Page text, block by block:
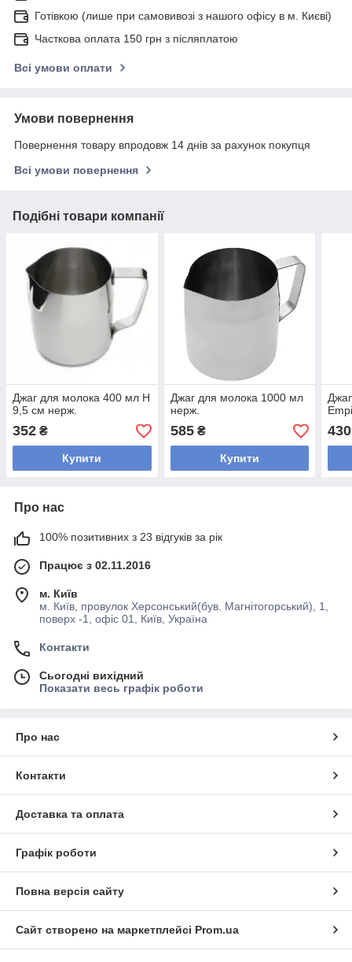
Готівкою (лише при самовивозі з нашого офісу в м. Києві)
Часткова оплата 150 грн з післяплатою
Всі умови оплати
Умови повернення
Повернення товару впродовж 14 днів за рахунок покупця
Всі умови повернення
Подібні товари компанії
Джаг для молока 400 мл Н
9,5 см нерж.
352 ₴
Купити
Джаг для молока 1000 мл
нерж.
585₴
Купити
430
Про нас
100% позитивних з 23 відгуків за рік
Працює з 02.11.2016
м. Київ
м. Київ, провулок Херсонський(був. Магнітогорський), 1,
поверх -1, офіс 01, Київ, Україна
Контакти
Сьогодні вихідний
Показати весь графік роботи
Про нас
Контакти
Доставка та оплата
Графік роботи
Повна версія сайту
Сайт створено на маркетплейсі Prom.ua